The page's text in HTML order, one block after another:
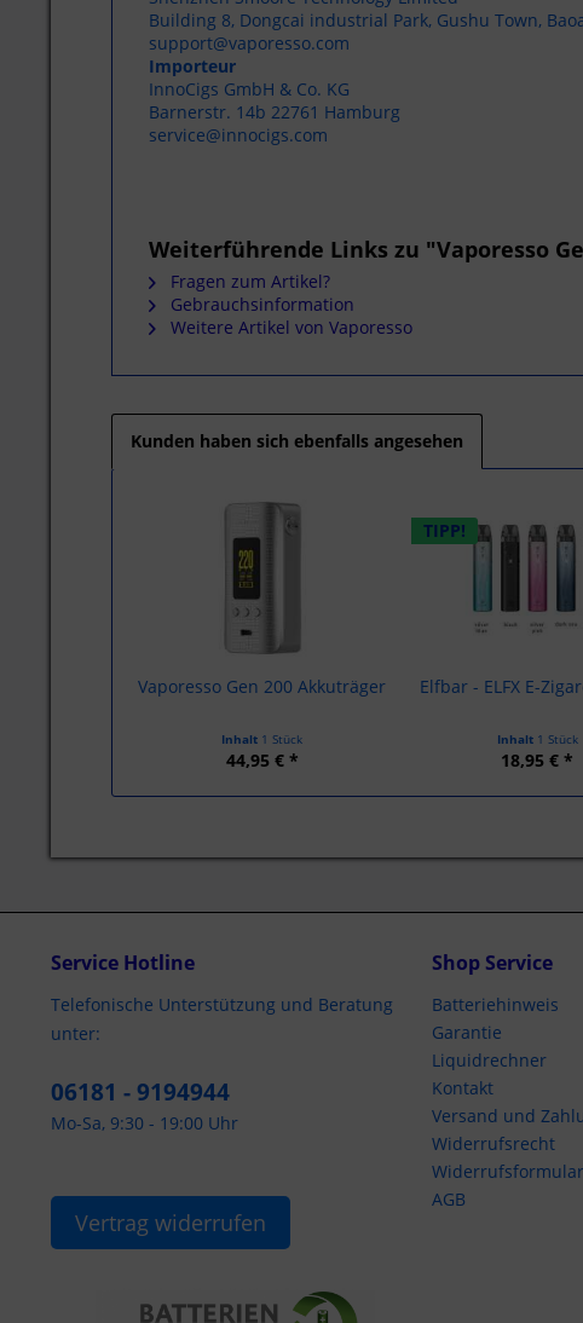
Building 8, Dongcai industrial Park, Gushu Town,
support@vaporesso.com
Importeur
InnoCigs GmbH & Co. KG
Barnerstr. 14b 22761 Hamburg
service@innocigs.com
Weiterführende Links zu "Vaporesso
Fragen zum Artikel?
Gebrauchsinformation
Weitere Artikel von Vaporesso
Kunden haben sich ebenfalls angesehen
Vaporesso Gen 200 Akkuträger
Inhalt 1 Stück
44,95 € *
TIPP!
Elfbar - ELFX E-
Inhalt 1 Stück
18,95 € *
Service Hotline
Telefonische Unterstützung und Beratung
unter:
06181 - 9194944
Mo-Sa, 9:30 - 19:00 Uhr
Vertrag widerrufen
Shop Service
Batteriehinweis
Garantie
Liquidrechner
Kontakt
Versand und
Widerrufsrecht
Widerrufsformular
AGB